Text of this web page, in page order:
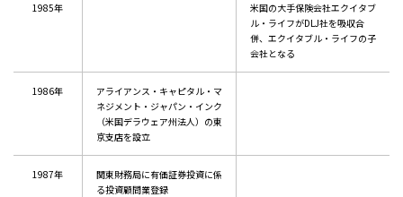
1985年
米国の大手保険会社エクイタブ
ル・ライフがDLJ社を吸収合
併、エクイタブル・ライフの子
会社となる
1986年
アライアンス・キャピタル・マ
ネジメント・ジャパン・インク
（米国デラウェア州法人）の東
京支店を設立
1987年
関東財務局に有価証券投資に係
る投資顧問業登録